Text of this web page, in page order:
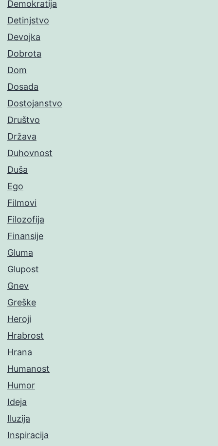
Demokratija
Detinjstvo
Devojka
Dobrota
Dom
Dosada
Dostojanstvo
Društvo
Država
Duhovnost
Duša
Ego
Filmovi
Filozofija
Finansije
Gluma
Glupost
Gnev
Greške
Heroji
Hrabrost
Hrana
Humanost
Humor
Ideja
Iluzija
Inspiracija